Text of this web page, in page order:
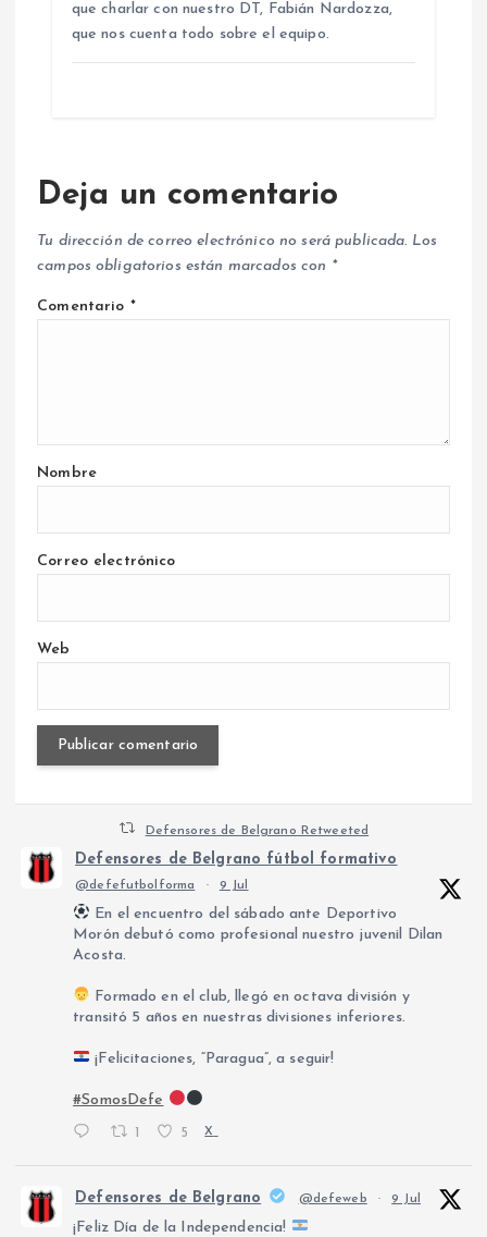
que charlar con nuestro DT, Fabián Nardozza,
que nos cuenta todo sobre el equipo.
Deja un comentario
Tu dirección de correo electrónico no será publicada. Los
campos obligatorios están marcados con *
Comentario *
Nombre
Correo electrónico
Web
Defensores de Belgrano Retweeted
Defensores de Belgrano fútbol formativo
@defefutbolforma · 9 Jul
En el encuentro del sábado ante Deportivo
Morón debutó como profesional nuestro juvenil Dilan
Acosta.
Formado en el club, llegó en octava división y
transitó 5 años en nuestras divisiones inferiores.
¡Felicitaciones, “Paragua”, a seguir!
#SomosDefe
1 5 X
Defensores de Belgrano @defeweb · 9 Jul
¡Feliz Día de la Independencia!